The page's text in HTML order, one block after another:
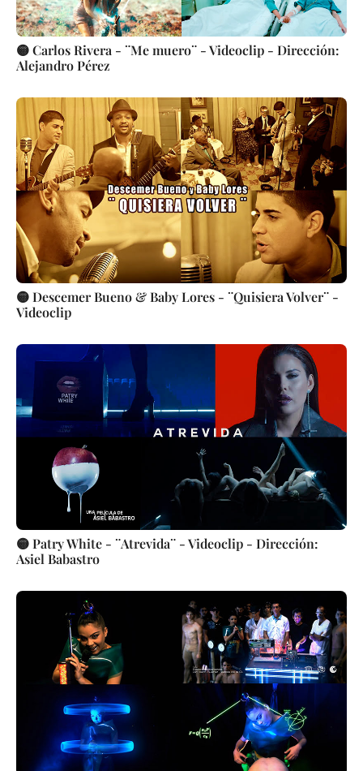
🟡 Carlos Rivera - ¨Me muero¨ - Videoclip - Dirección:
Alejandro Pérez
🟡 Descemer Bueno & Baby Lores - ¨Quisiera Volver¨ -
Videoclip
🟡 Patry White - ¨Atrevida¨ - Videoclip - Dirección:
Asiel Babastro